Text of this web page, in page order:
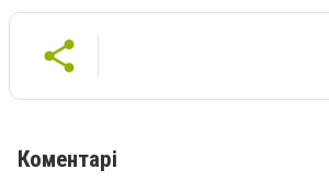
Коментарі